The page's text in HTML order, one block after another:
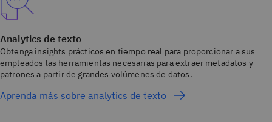
Analytics de texto
Obtenga insights prácticos en tiempo real para proporcionar a sus
empleados las herramientas necesarias para extraer metadatos y
patrones a partir de grandes volúmenes de datos.
Aprenda más sobre analytics de texto